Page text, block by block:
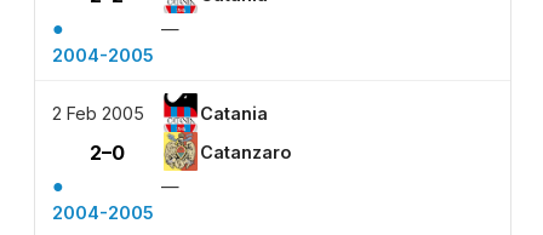
●
—
2004-2005
2 Feb 2005 Catania
2–0 Catanzaro
●
—
2004-2005